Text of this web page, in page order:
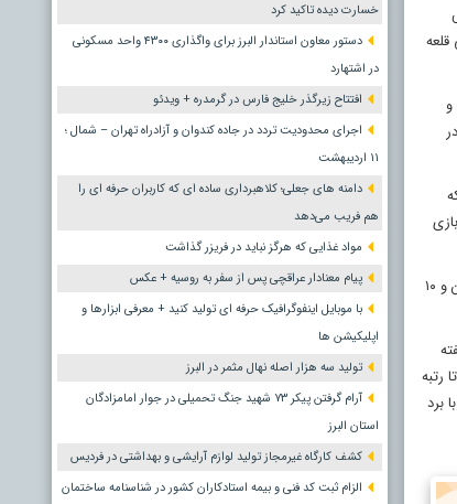
سرخ پوشان تبریزی با احد شیخ لاری در دربی این شهر ۲ بر صفر مغلوب ماشین سازی شدند، کمک مربی تیم دوم تبریز یعنی الهامی جانشین دنیزلی شد و تاکنون از ۵ بازی
مجتبی سرآسیایی هم که به دنبال جدایی گل محمدی از سرپرستی تیم شهرخودرو به سرمربیگری این تیم تغییر پست داد، پس از تساوی بدون گل برابر شاهین قعرنشین و ۱۰
رتبه
برد
خسارت دیده تاکید کرد
دستور معاون استاندار البرز برای واگذاری ۴۳۰۰ واحد مسکونی
در اشتهارد
افتتاح زیرگذر خلیج فارس در گرمدره + ویدئو
اجرای محدودیت تردد در جاده کندوان و آزادراه تهران – شمال ؛
١١ اردیبهشت
دامنه های جعلی؛ کلاهبرداری ساده ای که کاربران حرفه ای را
هم فریب می‌دهد
مواد غذایی که هرگز نباید در فریزر گذاشت
پیام معنادار عراقچی پس از سفر به روسیه + عکس
با موبایل اینفوگرافیک حرفه ای تولید کنید + معرفی ابزارها و
اپلیکیشن ها
تولید سه هزار اصله نهال مثمر در البرز
آرام گرفتن پیکر ۷۳ شهید جنگ تحمیلی در جوار امامزادگان
استان البرز
کشف کارگاه غیرمجاز تولید لوازم آرایشی و بهداشتی در فردیس
الزام ثبت کد فنی و بیمه استادکاران کشور در شناسنامه ساختمان